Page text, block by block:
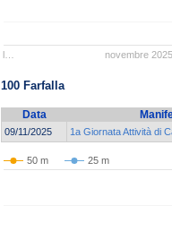
novembre
100 Farfalla
Data
09/11/2025 1a Giornata Attività di
50 m 25 m